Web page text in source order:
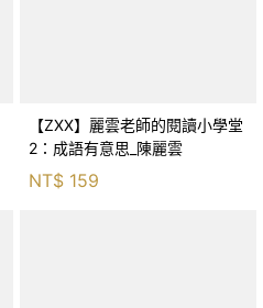
【ZXX】麗雲老師的閱讀小學堂
2：成語有意思_陳麗雲
NT$ 159